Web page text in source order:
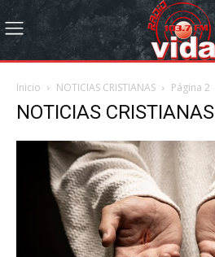
Inicio NOTICIAS CRISTIANAS Página 2
NOTICIAS CRISTIANAS